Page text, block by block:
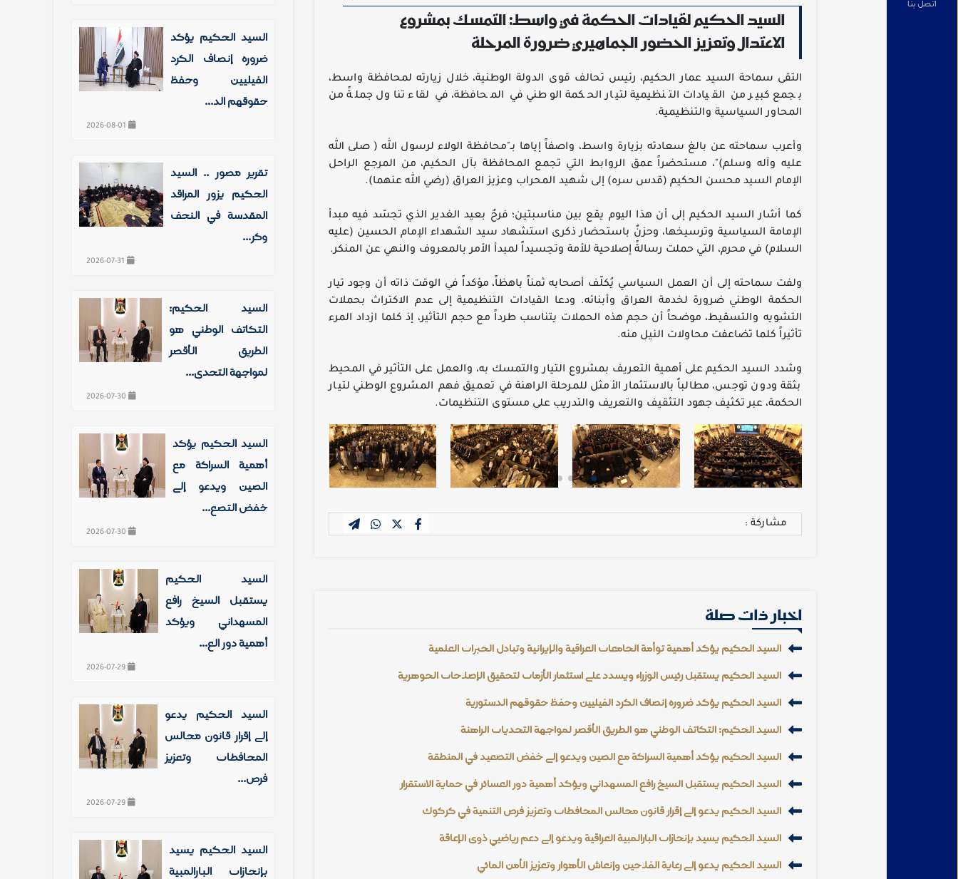
اتصل بنا
السيد الحكيم لقيادات الحكمة في واسط: التمسك بمشروع
الاعتدال وتعزيز الحضور الجماهيري ضرورة المرحلة
التقى سماحة السيد عمار الحكيم، رئيس تحالف قوى الدولة الوطنية، خلال زيارته لمحافظة واسط،
بجمع كبير من القيادات التنظيمية لتيار الحكمة الوطني في المحافظة، في لقاء تناول جملةً من
المحاور السياسية والتنظيمية.
وأعرب سماحته عن بالغ سعادته بزيارة واسط، واصفاً إياها بـ"محافظة الولاء لرسول الله ( صلى الله
عليه وآله وسلم)"، مستحضراً عمق الروابط التي تجمع المحافظة بآل الحكيم، من المرجع الراحل
الإمام السيد محسن الحكيم (قدس سره) إلى شهيد المحراب وعزيز العراق (رضي الله عنهما).
كما أشار السيد الحكيم إلى أن هذا اليوم يقع بين مناسبتين؛ فرحٌ بعيد الغدير الذي تجسّد فيه مبدأ
الإمامة السياسية وترسيخها، وحزنٌ باستحضار ذكرى استشهاد سيد الشهداء الإمام الحسين (عليه
السلام) في محرم، التي حملت رسالةً إصلاحية للأمة وتجسيداً لمبدأ الأمر بالمعروف والنهي عن المنكر.
ولفت سماحته إلى أن العمل السياسي يُكلّف أصحابه ثمناً باهظاً، مؤكداً في الوقت ذاته أن وجود تيار
الحكمة الوطني ضرورة لخدمة العراق وأبنائه. ودعا القيادات التنظيمية إلى عدم الاكتراث بحملات
التشويه والتسقيط، موضحاً أن حجم هذه الحملات يتناسب طرداً مع حجم التأثير، إذ كلما ازداد المرء
تأثيراً كلما تضاعفت محاولات النيل منه.
وشدد السيد الحكيم على أهمية التعريف بمشروع التيار والتمسك به، والعمل على التأثير في المحيط
بثقة ودون توجس، مطالباً بالاستثمار الأمثل للمرحلة الراهنة في تعميق فهم المشروع الوطني لتيار
الحكمة، عبر تكثيف جهود التثقيف والتعريف والتدريب على مستوى التنظيمات.
مشاركة :
اخبار ذات صلة
السيد الحكيم يؤكد أهمية توأمة الجامعات العراقية والإيرانية وتبادل الخبرات العلمية
السيد الحكيم يستقبل رئيس الوزراء ويشدد على استثمار الأزمات لتحقيق الإصلاحات الجوهرية
السيد الحكيم يؤكد ضرورة إنصاف الكرد الفيليين وحفظ حقوقهم الدستورية
السيد الحكيم: التكاتف الوطني هو الطريق الأقصر لمواجهة التحديات الراهنة
السيد الحكيم يؤكد أهمية الشراكة مع الصين ويدعو إلى خفض التصعيد في المنطقة
السيد الحكيم يستقبل الشيخ رافع المشهداني ويؤكد أهمية دور العشائر في حماية الاستقرار
السيد الحكيم يدعو إلى إقرار قانون مجالس المحافظات وتعزيز فرص التنمية في كركوك
السيد الحكيم يشيد بإنجازات البارالمبية العراقية ويدعو إلى دعم رياضيي ذوي الإعاقة
السيد الحكيم يدعو إلى رعاية الفلاحين وإنعاش الأهوار وتعزيز الأمن المائي
السيد الحكيم يؤكد
ضرورة إنصاف الكرد
الفيليين وحفظ
حقوقهم الد...
تقرير مصور .. السيد
الحكيم يزور المراقد
المقدسة في النجف
وكر...
السيد الحكيم:
التكاتف الوطني هو
الطريق الأقصر
لمواجهة التحدي...
السيد الحكيم يؤكد
أهمية الشراكة مع
الصين ويدعو إلى
خفض التصع...
السيد الحكيم
يستقبل الشيخ رافع
المشهداني ويؤكد
أهمية دور الع...
2026-07-29
السيد الحكيم يدعو
إلى إقرار قانون مجالس
المحافظات وتعزيز
فرص...
2026-07-29
السيد الحكيم يشيد
بإنجازات البارالمبية